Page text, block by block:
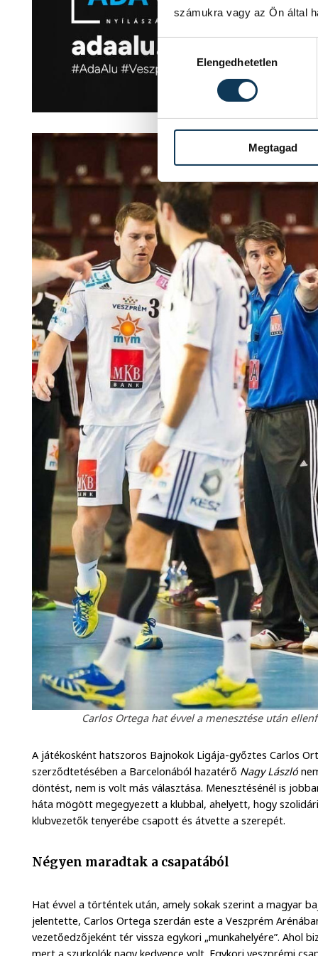
számukra vagy az Ön által
Elengedhetetlen
Megtagad
Carlos Ortega hat évvel a menesztése után
A játékosként hatszoros Bajnokok Ligája-győztes Carlos
szerződtetésében a Barcelonából hazatérő Nagy László
döntést, nem is volt más választása. Menesztésénél is
háta mögött megegyezett a klubbal, ahelyett, hogy
klubvezetők tenyerébe csapott és átvette a szerepét.
Négyen maradtak a csapatából
Hat évvel a történtek után, amely sokak szerint a magyar
jelentette, Carlos Ortega szerdán este a Veszprém
vezetőedzőjeként tér vissza egykori „munkahelyére”. Ahol